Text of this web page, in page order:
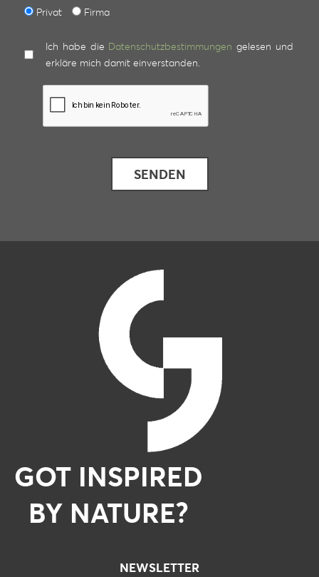
Privat Firma
Ich habe die Datenschutzbestimmungen gelesen und
erkläre mich damit einverstanden.
GOT INSPIRED
BY NATURE?
NEWSLETTER